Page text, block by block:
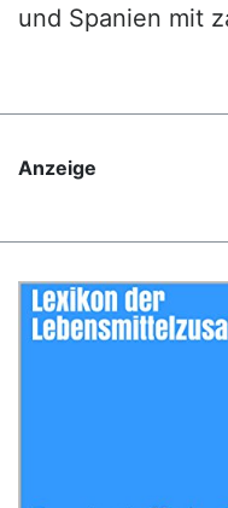
und Spanien mit
Anzeige